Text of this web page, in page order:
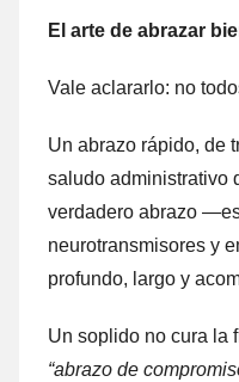
El arte de abrazar
Vale aclararlo: no
Un abrazo rápido, de
saludo administrativo
verdadero abrazo
neurotransmisores y
profundo, largo y
Un soplido no cura la
“abrazo de